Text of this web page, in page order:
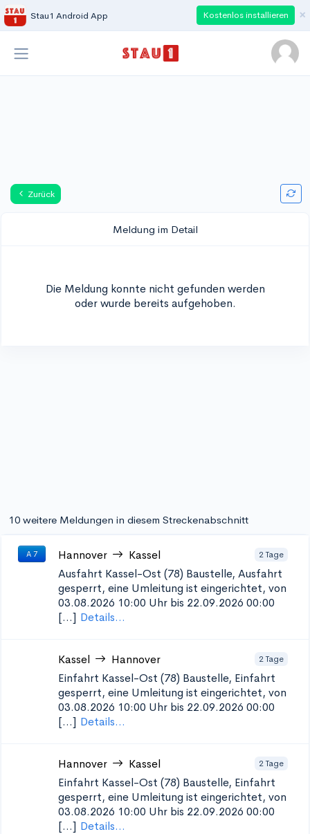
Stau1 Android App Kostenlos installieren ×
Zurück
Meldung im Detail
Die Meldung konnte nicht gefunden werden
oder wurde bereits aufgehoben.
10 weitere Meldungen in diesem Streckenabschnitt
A 7 Hannover Kassel 2 Tage
Ausfahrt Kassel-Ost (78) Baustelle, Ausfahrt
gesperrt, eine Umleitung ist eingerichtet, von
03.08.2026 10:00 Uhr bis 22.09.2026 00:00
[...] Details...
Kassel Hannover 2 Tage
Einfahrt Kassel-Ost (78) Baustelle, Einfahrt
gesperrt, eine Umleitung ist eingerichtet, von
03.08.2026 10:00 Uhr bis 22.09.2026 00:00
[...] Details...
Hannover Kassel 2 Tage
Einfahrt Kassel-Ost (78) Baustelle, Einfahrt
gesperrt, eine Umleitung ist eingerichtet, von
03.08.2026 10:00 Uhr bis 22.09.2026 00:00
[...] Details...